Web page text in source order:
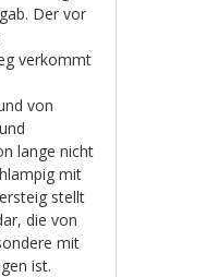
Der vor
verkommt
von
lange nicht
mit
stellt
die von
mit
ist.